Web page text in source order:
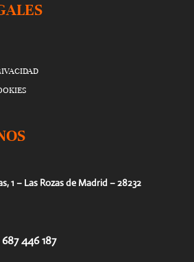
1 – Las Rozas de Madrid – 28232
446 187